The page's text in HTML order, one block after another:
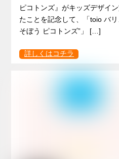
ピコトンズ』がキッズデザイ
たことを記念して、「toio バ
そぼう ピコトンズ”」 […]
詳しくはコチラ